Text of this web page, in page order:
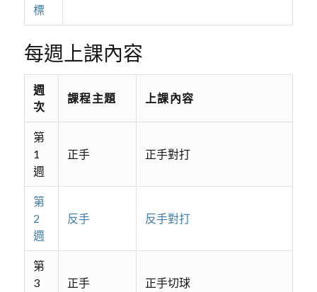
標
每週上課內容
週
次
課程主題 上課內容
第
1
週
正手 正手對打
第
2
週
反手 反手對打
第
3
正手 正手切球